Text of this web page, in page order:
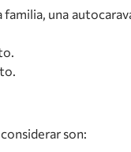
una
son: